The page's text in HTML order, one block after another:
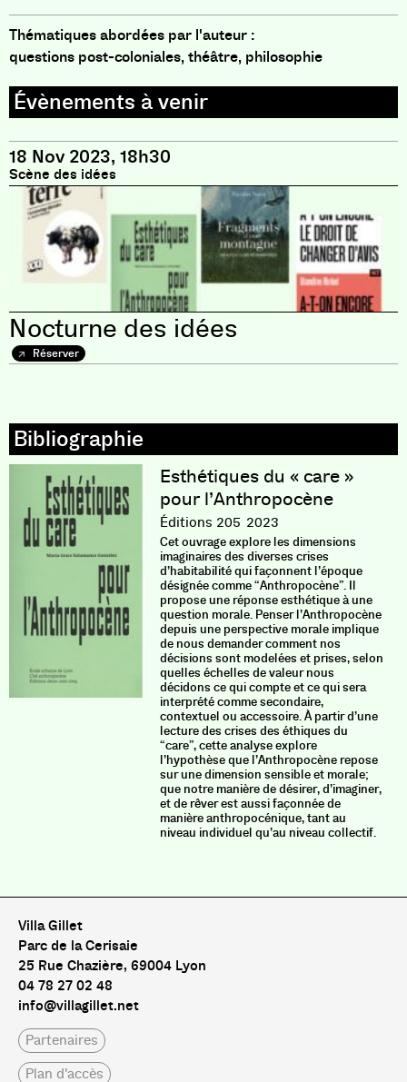
Thématiques abordées par l'auteur :
questions post-coloniales, théâtre, philosophie
18 Nov 2023, 18h30
Scène des idées
Nocturne des idées
Réserver
Esthétiques du « care »
pour l’Anthropocène
Éditions 205 2023
Cet ouvrage explore les dimensions
imaginaires des diverses crises
d’habitabilité qui façonnent l’époque
désignée comme “Anthropocène”. Il
propose une réponse esthétique à une
question morale. Penser l’Anthropocène
depuis une perspective morale implique
de nous demander comment nos
décisions sont modelées et prises, selon
quelles échelles de valeur nous
décidons ce qui compte et ce qui sera
interprété comme secondaire,
contextuel ou accessoire. À partir d’une
lecture des crises des éthiques du
“care”, cette analyse explore
l’hypothèse que l’Anthropocène repose
sur une dimension sensible et morale;
que notre manière de désirer, d’imaginer,
et de rêver est aussi façonnée de
manière anthropocénique, tant au
niveau individuel qu’au niveau collectif.
Villa Gillet
Parc de la Cerisaie
25 Rue Chazière, 69004 Lyon
04 78 27 02 48
info@villagillet.net
Partenaires
Plan d'accès